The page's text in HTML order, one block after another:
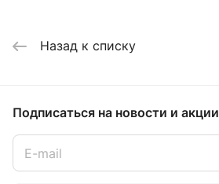
Назад к списку
Подписаться на новости и акции